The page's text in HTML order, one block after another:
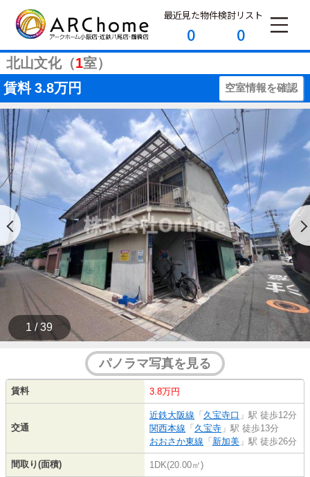
最近見た物件
0
検討リスト
0
北山文化（1室）
賃料 3.8万円 空室情報を確認
1 / 39
パノラマ写真を見る
賃料 3.8万円
交通
近鉄大阪線 「 久宝寺口 」駅 徒歩12分
関西本線 「 久宝寺 」駅 徒歩13分
おおさか東線 「 新加美 」駅 徒歩26分
間取り(面積) 1DK(20.00㎡)